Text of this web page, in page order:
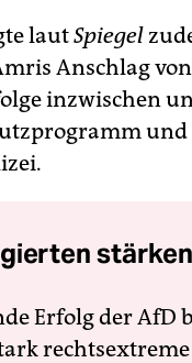
lautSpiegel
Anschlag
inzwischen
stärken
Erfolg der AfD